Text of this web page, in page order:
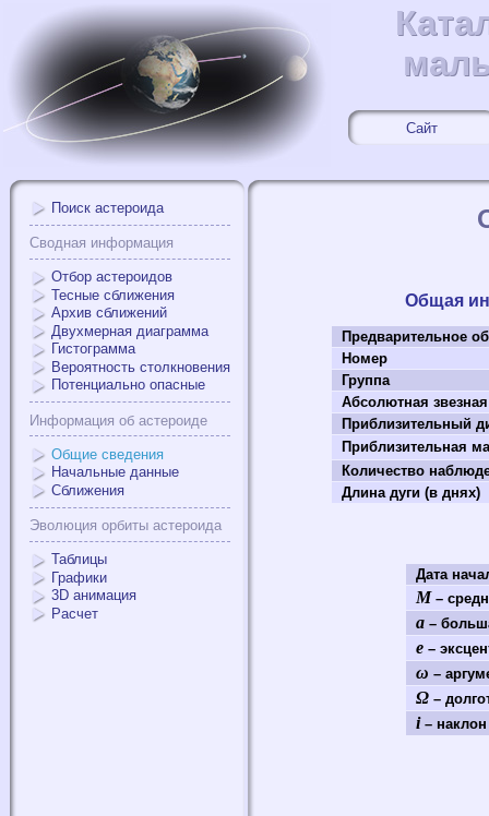
Сайт
Поиск астероида
Сводная информация
Отбор астероидов
Тесные сближения
Архив сближений
Двухмерная диаграмма
Гистограмма
Вероятность столкновения
Потенциально опасные
Информация об астероиде
Общие сведения
Начальные данные
Сближения
Эволюция орбиты астероида
Таблицы
Графики
3D анимация
Расчет
Общая
Предварительное
Номер
Группа
Абсолютная
Приблизительный
Приблизительная
Количество
Длина дуги (в днях)
Дата
M –
a–
e–
ω –
Ω–
i– наклон